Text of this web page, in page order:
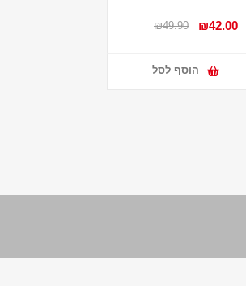
₪42.00
₪49.90
הוסף לסל